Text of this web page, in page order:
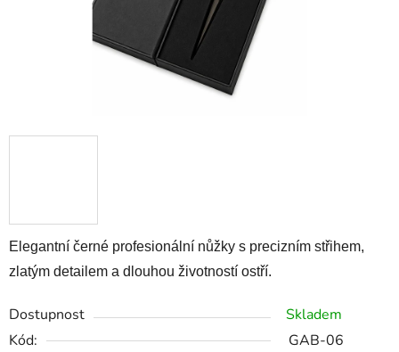
Elegantní černé profesionální nůžky s precizním střihem,
zlatým detailem a dlouhou životností ostří.
Dostupnost
Skladem
Kód:
GAB-06